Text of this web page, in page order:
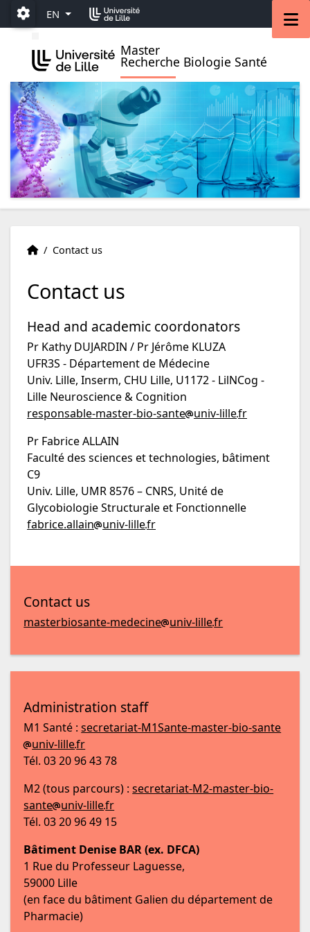
Accéder au menu principal
Accéder au contenu
Paramétrage
EN
Master
Recherche Biologie Santé
- M2
Welcome
Accueil
/ Contact us
Contact us
Head and academic coordonators
Pr Kathy DUJARDIN / Pr Jérôme KLUZA
UFR3S - Département de Médecine
Univ. Lille, Inserm, CHU Lille, U1172 - LilNCog -
Lille Neuroscience & Cognition
responsable-master-bio-sante univ-lillefr
Pr Fabrice ALLAIN
Faculté des sciences et technologies, bâtiment
C9
Univ. Lille, UMR 8576 – CNRS, Unité de
Glycobiologie Structurale et Fonctionnelle
fabrice.allain univ-lillefr
Contact us
masterbiosante-medecine univ-lillefr
Administration staff
M1 Santé :secretariat-M1Sante-master-bio-sante
univ-lillefr
Tél. 03 20 96 43 78
M2 (tous parcours) :secretariat-M2-master-bio-
sante univ-lillefr
Tél. 03 20 96 49 15
Bâtiment Denise BAR (ex. DFCA)
1 Rue du Professeur Laguesse,
59000 Lille
(en face du bâtiment Galien du département de
Pharmacie)